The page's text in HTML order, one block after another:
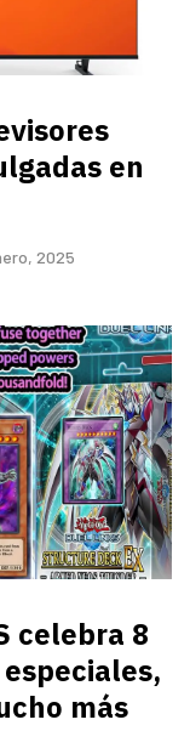
en
2025
celebra 8
más